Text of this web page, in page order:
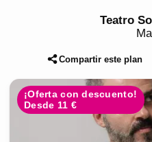
Teatro
Compartir este plan
¡Oferta con descuento!
Desde 11 €